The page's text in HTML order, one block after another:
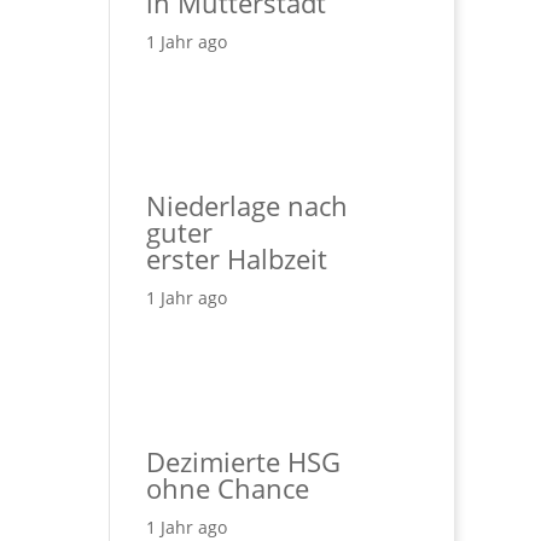
1 Jahr ago
Niederlage nach
guter
erster Halbzeit
1 Jahr ago
Dezimierte HSG
ohne Chance
1 Jahr ago